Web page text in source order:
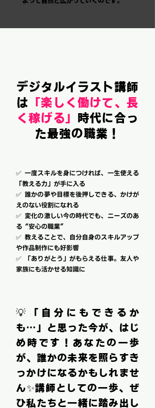
デジタルイラスト講師
は 「楽しく働けて、長
く稼げる」
時代に合っ
た最強の職業！
✅ 一度スキルを身につければ、一生使える
「教える力」が手に入る
✅ 誰かの夢や目標を後押しできる、かけが
えのない役割になれる
✅ 変化の激しい今の時代でも、ニーズのあ
る“安心の職業”
✅ 教えることで、自分自身のスキルアップ
や作品制作にも好影響
✅ 「ありがとう」がもらえる仕事。友人や
家族にも活かせる知識に
💡「自分にもできるか
も…」と思った今が、はじ
め時です！あなたの一歩
が、誰かの未来を照らすき
っかけになるかもしれませ
ん✨講師としての一歩、ぜ
ひ私たちと一緒に踏み出し